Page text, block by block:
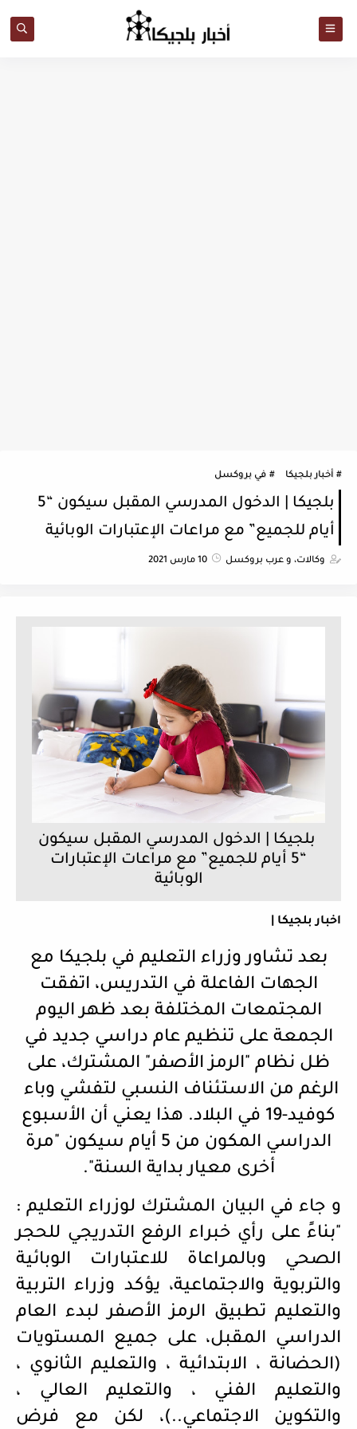
أخبار بلجيكا في بروكسل
بلجيكا | الدخول المدرسي المقبل سيكون “5
أيام للجميع” مع مراعات الإعتبارات الوبائية
وكالات، و عرب بروكسل 10 مارس 2021
بلجيكا | الدخول المدرسي المقبل سيكون
“5 أيام للجميع” مع مراعات الإعتبارات
الوبائية
اخبار بلجيكا |
بعد تشاور وزراء التعليم في بلجيكا مع
الجهات الفاعلة في التدريس، اتفقت
المجتمعات المختلفة بعد ظهر اليوم
الجمعة على تنظيم عام دراسي جديد في
ظل نظام "الرمز الأصفر" المشترك، على
الرغم من الاستئناف النسبي لتفشي وباء
كوفيد-19 في البلاد. هذا يعني أن الأسبوع
الدراسي المكون من 5 أيام سيكون "مرة
أخرى معيار بداية السنة".
و جاء في البيان المشترك لوزراء التعليم :
"بناءً على رأي خبراء الرفع التدريجي للحجر
الصحي وبالمراعاة للاعتبارات الوبائية
والتربوية والاجتماعية، يؤكد وزراء التربية
والتعليم تطبيق الرمز الأصفر لبدء العام
الدراسي المقبل، على جميع المستويات
(الحضانة ، الابتدائية ، والتعليم الثانوي ،
والتعليم الفني ، والتعليم العالي ،
والتكوين الاجتماعي..)، لكن مع فرض